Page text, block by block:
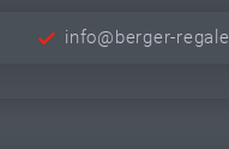
info@berger-